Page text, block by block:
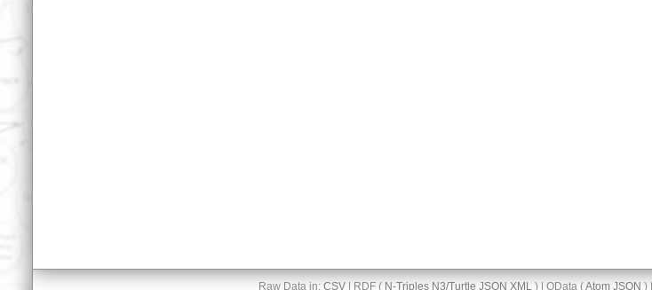
Raw Data in: CSV| RDF ( N-Triples N3/Turtle JSON XML) | OData (Atom JSON )